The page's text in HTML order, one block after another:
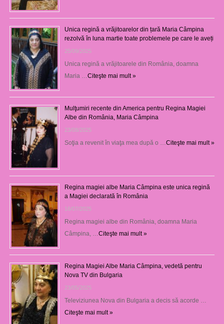
Unica regină a vrăjitoarelor din țară Maria Câmpina
rezolvă în luna martie toate problemele pe care le aveți
25/09/2025
Unica regină a vrăjitoarele din România, doamna
Maria … Citeşte mai mult »
Mulţumiri recente din America pentru Regina Magiei
Albe din România, Maria Câmpina
23/08/2025
Soţia a revenit în viaţa mea după o … Citeşte mai mult »
Regina magiei albe Maria Câmpina este unica regină
a Magiei declarată în România
16/07/2025
Regina magiei albe din România, doamna Maria
Câmpina, … Citeşte mai mult »
Regina Magiei Albe Maria Câmpina, vedetă pentru
Nova TV din Bulgaria
23/05/2025
Televiziunea Nova din Bulgaria a decis să acorde …
Citeşte mai mult »